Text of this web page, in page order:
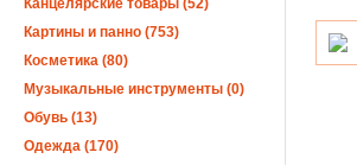
Канцелярские товары (52)
Картины и панно (753)
Косметика (80)
Музыкальные инструменты (0)
Обувь (13)
Одежда (170)